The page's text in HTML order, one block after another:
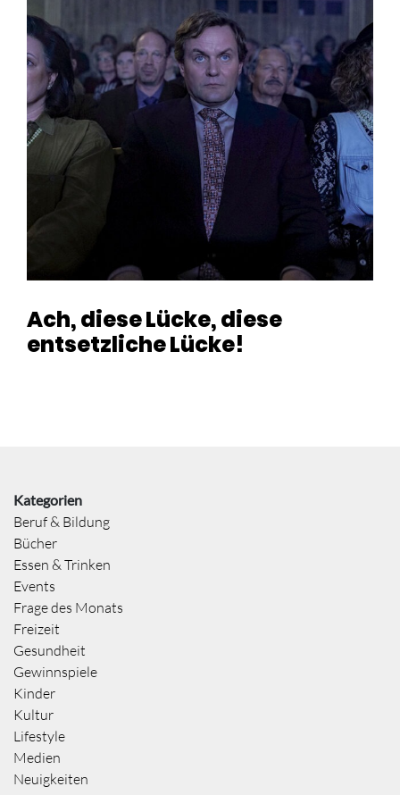
Ach, diese Lücke, diese
entsetzliche Lücke!
Kategorien
Beruf & Bildung
Bücher
Essen & Trinken
Events
Frage des Monats
Freizeit
Gesundheit
Gewinnspiele
Kinder
Kultur
Lifestyle
Medien
Neuigkeiten